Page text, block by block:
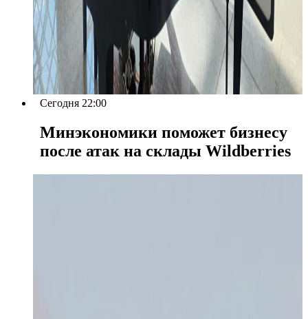
Сегодня 22:00
Минэкономики поможет бизнесу
после атак на склады Wildberries